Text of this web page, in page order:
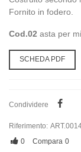
Fornito in fodero.
Cod.02 asta per
SCHEDA PDF
Condividere
Riferimento:
0
Compara 0